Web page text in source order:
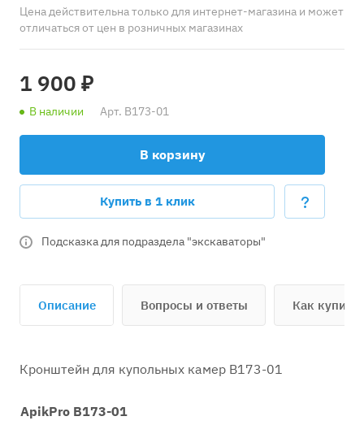
Цена действительна только для интернет-магазина и может
отличаться от цен в розничных магазинах
1 900 ₽
В наличии Арт. B173-01
В корзину
Купить в 1 клик
Подсказка для подраздела "экскаваторы"
Описание Вопросы и ответы Как купить
Кронштейн для купольных камер B173-01
ApikPro B173-01